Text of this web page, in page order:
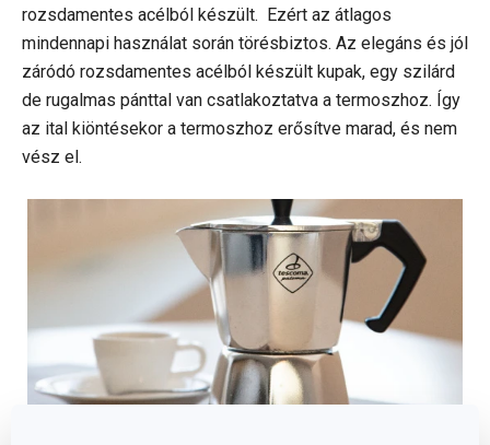
rozsdamentes acélból készült. Ezért az átlagos
mindennapi használat során törésbiztos. Az elegáns és jól
záródó rozsdamentes acélból készült kupak, egy szilárd
de rugalmas pánttal van csatlakoztatva a termoszhoz. Így
az ital kiöntésekor a termoszhoz erősítve marad, és nem
vész el.